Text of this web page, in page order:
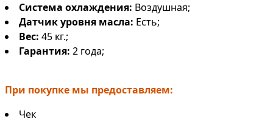
Система охлаждения: Воздушная;
Датчик уровня масла: Есть;
Вес: 45 кг.;
Гарантия: 2 года;
При покупке мы предоставляем:
Чек